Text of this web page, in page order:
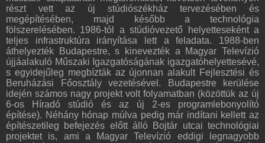
részt vett az új stúdiószékház tervezésében és
megépítésében, majd később a technológia
fölszerelésében. 1986-tól a stúdióvezető helyetteseként a
teljes infrastruktúra irányítása lett a feladata. 1988-ben
áthelyezték Budapestre, s kinevezték a Magyar Televízió
újjáalakuló Műszaki Igazgatóságának igazgatóhelyettesévé,
s egyidejűleg megbízták az újonnan alakult Fejlesztési és
Beruházási Főosztály vezetésével. Budapestre kerülése
idején számos nagy projekt volt folyamatban (közöttük az új
6-os Híradó stúdió és az új 2-es programlebonyolító
építése). Néhány hónap múlva pedig már indítani kellett az
építészetileg befejezés előtt álló Bojtár utcai technológiai
projektet is, ami a Magyar Televízió eddigi legnagyobb